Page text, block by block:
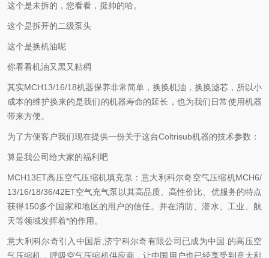
这个是未拆的，您看看，挺帅的哈。
这个是拆开的二级泵头
这个是换机油呢
你看看机油又黑又粘稠
其实MCH13/16/18机器保养非常简单，换换机油，换换滤芯，所以小
成本的维护换来的是我们的机器寿命的延长，也为我们日常使用机器
带来方便。
为了方便客户我们现在提供一份关于这台Coltrisub机器的技术参数：
算是我公司给大家的福利吧
MCH13ET高压空气压缩机填充泵：意大利科尔奇空气压缩机MCH6/
13/16/18/36/42ET空气充气泵以其高品质、高性价比、优服务的特点
获得150多个国家和地区的用户的信任。并在消防、潜水、工业、航
天等领域发挥着*的作用。
意大利科尔奇引入中国后,济宁科尔奇有限公司已成为中国.的高压空
气压缩机，呼吸空气压缩机供应商，让中国用户也已经享受到意大利